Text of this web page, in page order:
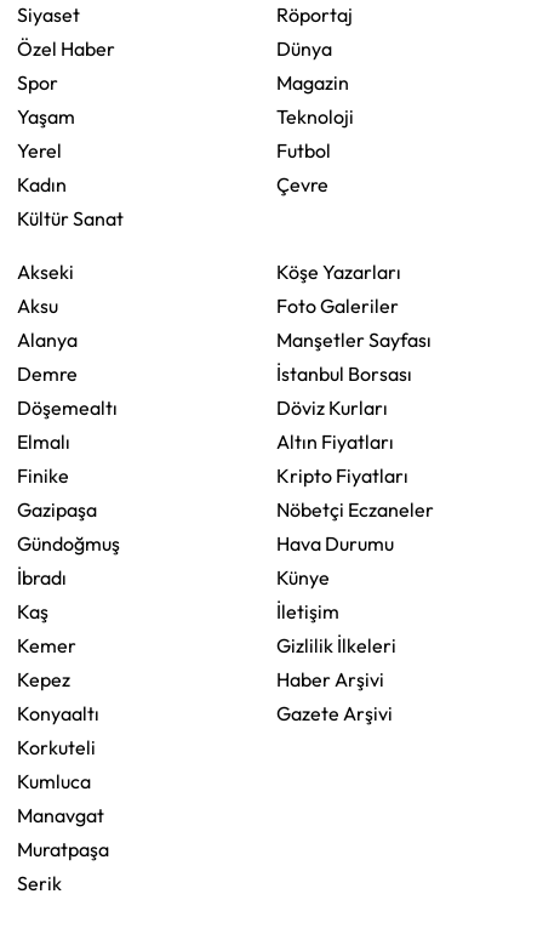
Siyaset
Özel Haber
Spor
Yaşam
Yerel
Kadın
Kültür Sanat
Röportaj
Dünya
Magazin
Teknoloji
Futbol
Çevre
Akseki
Aksu
Alanya
Demre
Döşemealtı
Elmalı
Finike
Gazipaşa
Gündoğmuş
İbradı
Kaş
Kemer
Kepez
Konyaaltı
Korkuteli
Kumluca
Manavgat
Muratpaşa
Serik
Köşe Yazarları
Foto Galeriler
Manşetler Sayfası
İstanbul Borsası
Döviz Kurları
Altın Fiyatları
Kripto Fiyatları
Nöbetçi Eczaneler
Hava Durumu
Künye
İletişim
Gizlilik İlkeleri
Haber Arşivi
Gazete Arşivi